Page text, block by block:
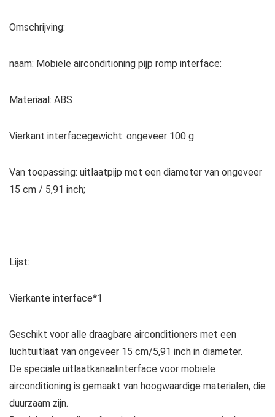
Omschrijving:
naam: Mobiele airconditioning pijp romp interface:
Materiaal: ABS
Vierkant interfacegewicht: ongeveer 100 g
Van toepassing: uitlaatpijp met een diameter van ongeveer
15 cm / 5,91 inch;
Lijst:
Vierkante interface*1
Geschikt voor alle draagbare airconditioners met een
luchtuitlaat van ongeveer 15 cm/5,91 inch in diameter.
De speciale uitlaatkanaalinterface voor mobiele
airconditioning is gemaakt van hoogwaardige materialen, die
duurzaam zijn.